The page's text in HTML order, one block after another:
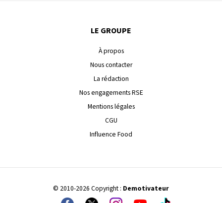
LE GROUPE
À propos
Nous contacter
La rédaction
Nos engagements RSE
Mentions légales
CGU
Influence Food
© 2010-2026 Copyright : Demotivateur